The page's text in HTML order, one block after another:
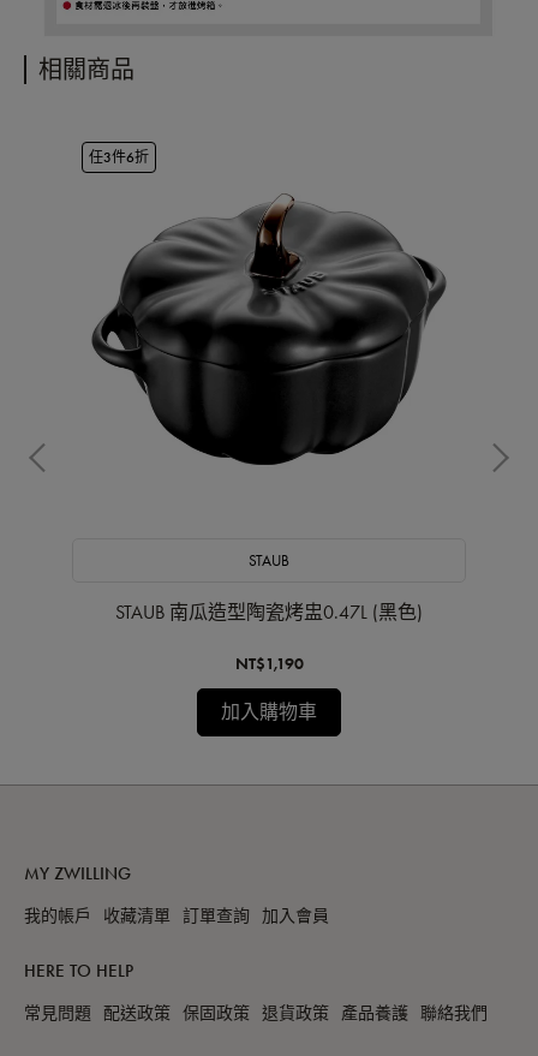
相關商品
任3件6折
STAUB
STAUB 南瓜造型陶瓷烤盅0.47L (黑色)
NT$1,190
加入購物車
MY ZWILLING
我的帳戶 收藏清單 訂單查詢 加入會員
HERE TO HELP
常見問題 配送政策 保固政策 退貨政策 產品養護 聯絡我們